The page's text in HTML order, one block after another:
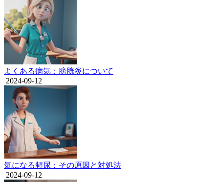
よくある病気：膀胱炎について
2024-09-12
気になる頻尿：その原因と対処法
2024-09-12